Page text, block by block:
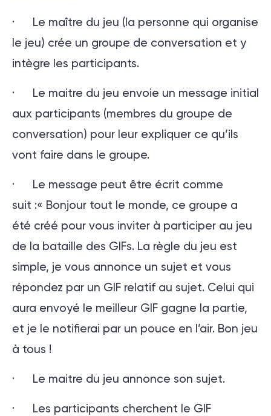
· Le maître du jeu (la personne qui organise
le jeu) crée un groupe de conversation et y
intègre les participants.
· Le maitre du jeu envoie un message initial
aux participants (membres du groupe de
conversation) pour leur expliquer ce qu’ils
vont faire dans le groupe.
· Le message peut être écrit comme
suit :« Bonjour tout le monde, ce groupe a
été créé pour vous inviter à participer au jeu
de la bataille des GIFs. La règle du jeu est
simple, je vous annonce un sujet et vous
répondez par un GIF relatif au sujet. Celui qui
aura envoyé le meilleur GIF gagne la partie,
et je le notifierai par un pouce en l’air. Bon jeu
à tous !
· Le maitre du jeu annonce son sujet.
· Les participants cherchent le GIF